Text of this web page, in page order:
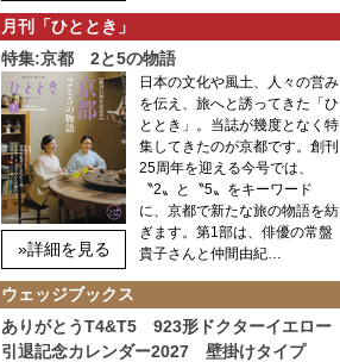
月刊「ひととき」
特集:京都 2と5の物語
»詳細を見る
日本の文化や風土、人々の営み
を伝え、旅へと誘ってきた「ひ
ととき」。当誌が幾度となく特
集してきたのが京都です。創刊
25周年を迎える今号では、
〝2〟と〝5〟をキーワード
に、京都で新たな旅の物語を紡
ぎます。第1部は、俳優の常盤
貴子さんと仲間由紀…
ウェッジブックス
ありがとうT4&T5 923形ドクターイエロー
引退記念カレンダー2027 壁掛けタイプ